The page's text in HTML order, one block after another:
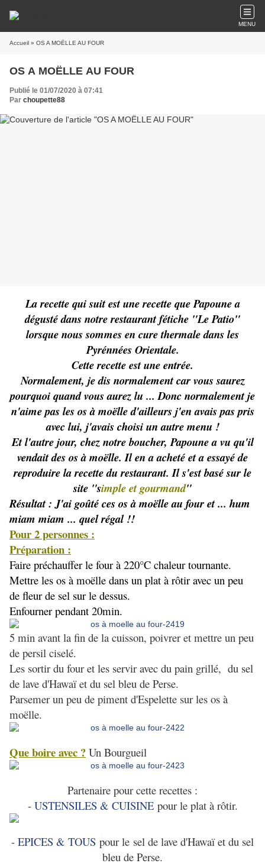
MENU
Accueil » OS A MOËLLE AU FOUR
OS A MOËLLE AU FOUR
Publié le 01/07/2020 à 07:41
Par choupette88
La recette qui suit est une recette que Papoune a
dégusté dans notre restaurant fétiche "Le Patio"
lorsque nous sommes en cure thermale dans les
Pyrénnées Orientale.
Cette recette est une entrée.
Normalement, je dis normalement car vous saurez
pourquoi quand vous aurez lu ... Donc normalement je
n'aime pas les os à moëlle d'ailleurs j'en avais pas pris
avec lui, j'avais choisi un autre menu !
Et l'autre jour, chez notre boucher, Papoune a vu qu'il
vendait des os à moëlle. Il en a acheté et a essayé de
reproduire la recette du restaurant. Il s'est basé sur le
site "simple et gourmand"
Résultat : J'ai goûté ces os à moëlle au four et ... hum
miam miam ... quel régal !!
Pour 2 personnes :
Préparation :
Faire préchauffer le four à 220°C chaleur tournante.
Mettre les os à moëlle dans un plat à rôtir avec un peu
de fleur de sel sur le dessus.
Enfourner pendant 20min.
5 min avant la fin de la cuisson, poivrer et mettre un peu
de persil ciselé.
Les sortir du four et les servir avec du pain grillé, du sel
de lave d'Hawaï et du sel bleu de Perse.
Parsemer un peu de piment d'Espelette sur les os à
moëlle.
Que boire avec ? Un Bourgueil
Partenaire pour cette recettes :
- USTENSILES & CUISINEpour le plat à rôtir.
- EPICES & TOUS pour le sel de lave d'Hawaï et du sel
bleu de Perse.